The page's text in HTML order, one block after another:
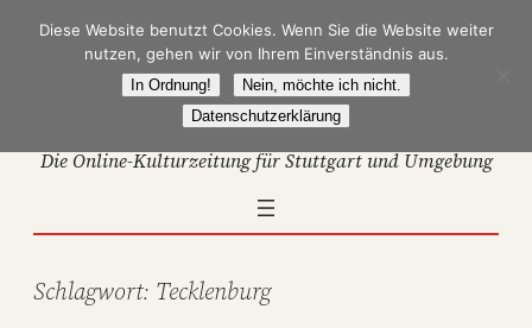
Zum
Die Online-Kulturzeitung für Stuttgart und Umgebung
Schlagwort: Tecklenburg
Diese Website benutzt Cookies. Wenn Sie die Website weiter
nutzen, gehen wir von Ihrem Einverständnis aus.
In Ordnung!
Nein, möchte ich nicht.
Datenschutzerklärung